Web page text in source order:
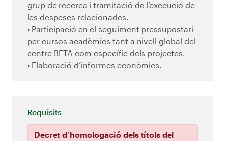
grup de recerca i tramitació de l’execució de
les despeses relacionades.
• Participació en el seguiment pressupostari
per cursos acadèmics tant a nivell global del
centre BETA com específic dels projectes.
• Elaboració d’informes econòmics.
Requisits
Decret d’homologació dels títols del